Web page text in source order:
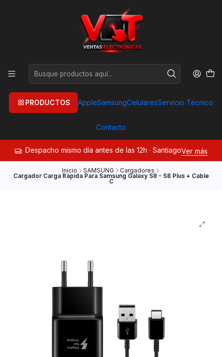
PRODUCTOS AppleSamsungCelularesServicio Técnico
Contacto
Despacho mismo día antes de las 12h · SantiagoVer más
Inicio SAMSUNG Cargadores
Cargador Carga Rápida Para Samsung Galaxy S8 - S8 Plus + Cable
C